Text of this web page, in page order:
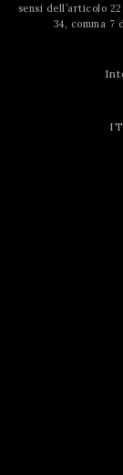
sensi dell’articolo
34, comma 7